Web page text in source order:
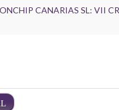
CANARIAS SL: VII